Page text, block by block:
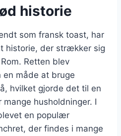
historie
som fransk toast, har
historie, der strækker sig
Retten blev
en måde at bruge
hvilket gjorde det til en
husholdninger. I
en populær
der findes i mange